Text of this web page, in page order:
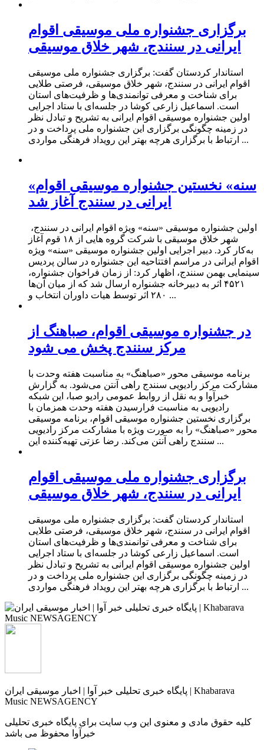
برگزاری جشنواره ملی موسیقی اقوام
ایرانی در سنندج، شهر خلاق موسیقی
استاندار کردستان گفت: برگزاری جشنواره ملی موسیقی
اقوام ایرانی در سنندج، شهر خلاق موسیقی، فرصتی طلایی
برای شناخت و معرفی توانمندی‌ها و ظرفیت‌های استان
است. اسماعیل زارعی کوشا در جلسه‌ای با ستاد اجرایی
اولین جشنواره موسیقی اقوام ایرانی به تشریح و تبادل نظر
در زمینه چگونگی برگزاری این جشنواره ملی پرداخت و در
ارتباط با برگزاری هرچه بهتر این رویداد فرهنگی مواردی ...
«سنه» نخستین جشنواره موسیقی اقوام
ایرانی در سنندج آغاز شد
شهر خلاق موسیقی با شرکت گروه هایی از ۱۸ قوم آغاز
به‌کار کرد. دبیر اجرایی اولین جشنواره موسیقی «سنه» ویژه
اقوام ایرانی در مراسم افتتاحیه این جشنواره در سالن پردیس
سینمایی بهمن سنندج، اظهار کرد: از زمان فراخوان جشنواره،
۴۵۲۱ اثر به دبیرخانه جشنواره ارسال شد که از میان آن‌ها
۲۸۰ اثر توسط هیات داوران انتخاب و ...
در جشنواره موسیقی اقوام، صباهنگ از
مرکز سنندج پخش می شود
برنامه موسیقی‌ محور «صباهنگ» به مناسبت هفته وحدت با
مشارکت مرکز رادیویی سنندج راهی آنتن می‌شود. به گزارش
خبرآوا و به نقل از روابط عمومی رادیو صبا، این شبکه
رادیویی به مناسبت فرارسیدن هفته وحدت همزمان با
برگزاری نخستین جشنواره موسیقی اقوام، برنامه موسیقی‌
محور «صباهنگ» را به صورت ویژه با مشارکت مرکز رادیویی
سنندج راهی آنتن می‌کند. رضا عزتی تهیه‌کننده این ...
برگزاری جشنواره ملی موسیقی اقوام
ایرانی در سنندج، شهر خلاق موسیقی
استاندار کردستان گفت: برگزاری جشنواره ملی موسیقی
اقوام ایرانی در سنندج، شهر خلاق موسیقی، فرصتی طلایی
برای شناخت و معرفی توانمندی‌ها و ظرفیت‌های استان
است. اسماعیل زارعی کوشا در جلسه‌ای با ستاد اجرایی
اولین جشنواره موسیقی اقوام ایرانی به تشریح و تبادل نظر
در زمینه چگونگی برگزاری این جشنواره ملی پرداخت و در
ارتباط با برگزاری هرچه بهتر این رویداد فرهنگی مواردی ...
پایگاه خبری تحلیلی خبر آوا | اخبار موسیقی ایران | Khabarava
Music NEWSAGENCY
کلیه حقوق مادی و معنوی این وب سایت برای پایگاه خبری تحلیلی
خبرآوا محفوظ می باشد